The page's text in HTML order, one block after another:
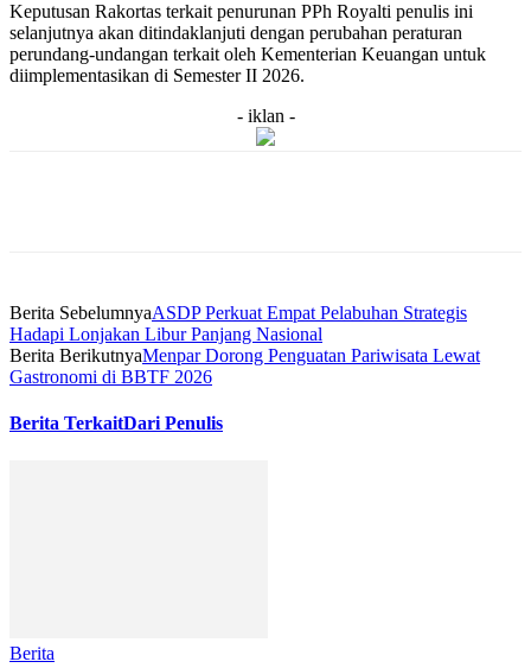
Keputusan Rakortas terkait penurunan PPh Royalti penulis ini
selanjutnya akan ditindaklanjuti dengan perubahan peraturan
perundang-undangan terkait oleh Kementerian Keuangan untuk
diimplementasikan di Semester II 2026.
- iklan -
Berita SebelumnyaASDP Perkuat Empat Pelabuhan Strategis
Hadapi Lonjakan Libur Panjang Nasional
Berita BerikutnyaMenpar Dorong Penguatan Pariwisata Lewat
Gastronomi di BBTF 2026
Berita TerkaitDari Penulis
Berita